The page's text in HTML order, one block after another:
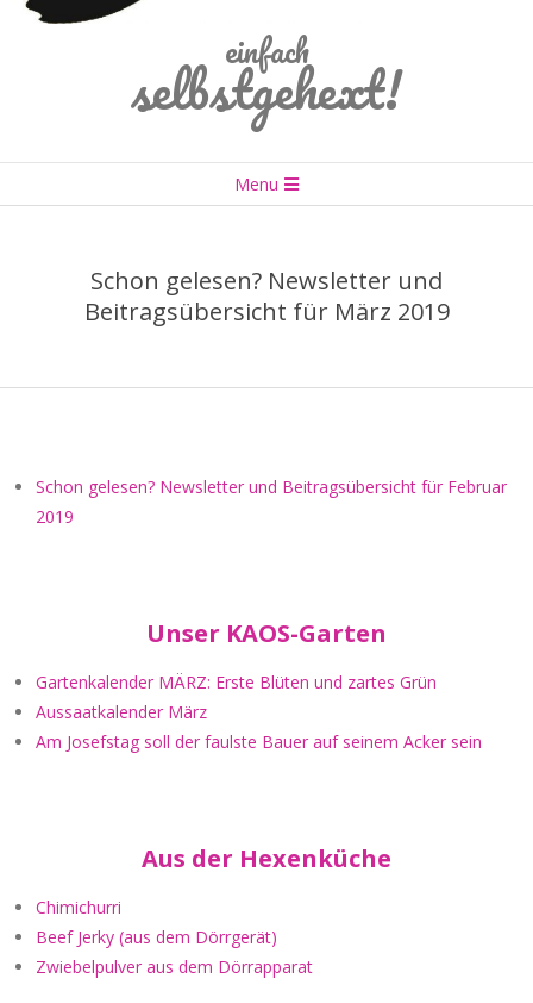
einfach
selbstgehext!
Navigation
Menu
Schon gelesen? Newsletter und
Beitragsübersicht für März 2019
Schon gelesen? Newsletter und Beitragsübersicht für Februar
2019
Unser KAOS-Garten
Gartenkalender MÄRZ: Erste Blüten und zartes Grün
Aussaatkalender März
Am Josefstag soll der faulste Bauer auf seinem Acker sein
Aus der Hexenküche
Chimichurri
Beef Jerky (aus dem Dörrgerät)
Zwiebelpulver aus dem Dörrapparat